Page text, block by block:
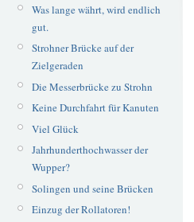
Was lange währt, wird endlich
gut.
Strohner Brücke auf der
Zielgeraden
Die Messerbrücke zu Strohn
Keine Durchfahrt für Kanuten
Viel Glück
Jahrhunderthochwasser der
Wupper?
Solingen und seine Brücken
Einzug der Rollatoren!